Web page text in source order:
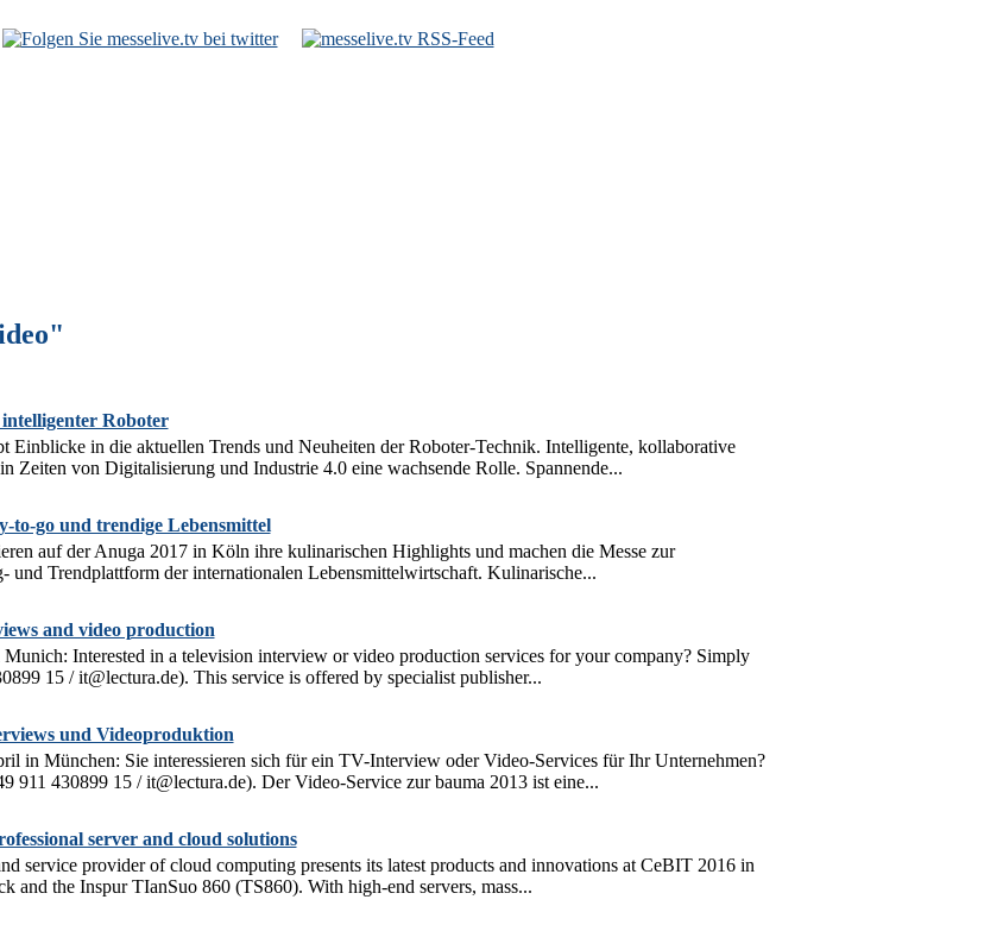
Roboter
in die aktuellen Trends und Neuheiten der Roboter-Technik. Intelligente, kollaborative
Zeiten von Digitalisierung und Industrie 4.0 eine wachsende Rolle. Spannende...
to-go und trendige Lebensmittel
auf der Anuga 2017 in Köln ihre kulinarischen Highlights und machen die Messe zur
und Trendplattform der internationalen Lebensmittelwirtschaft. Kulinarische...
and video production
Interested in a television interview or video production services for your company? Simply
15 / it@lectura.de). This service is offered by specialist publisher...
und Videoproduktion
in München: Sie interessieren sich für ein TV-Interview oder Video-Services für Ihr Unternehmen?
911 430899 15 / it@lectura.de). Der Video-Service zur bauma 2013 ist eine...
server and cloud solutions
service provider of cloud computing presents its latest products and innovations at CeBIT 2016 in
and the Inspur TIanSuo 860 (TS860). With high-end servers, mass...